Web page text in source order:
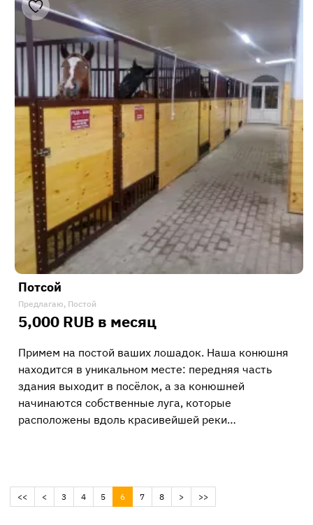
Потсой
Предлагаю, Постой
5,000 RUB в месяц
Примем на постой ваших лошадок. Наша конюшня
находится в уникальном месте: передняя часть
здания выходит в посёлок, а за конюшней
начинаются собственные луга, которые
расположены вдоль красивейшей реки…
<< < 3 4 5 6(current)
7 8 > >>